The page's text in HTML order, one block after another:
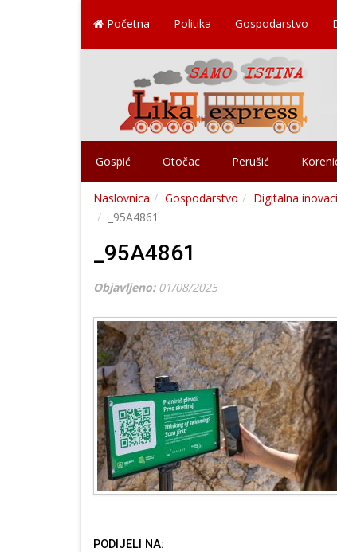
Početna Politika Gospodarstvo
Gospić Otočac Perušić
Naslovnica Gospodarstvo
Digitalna
_95A4861
_95A4861
Objavljeno: 01/08/2025
PODIJELI NA: